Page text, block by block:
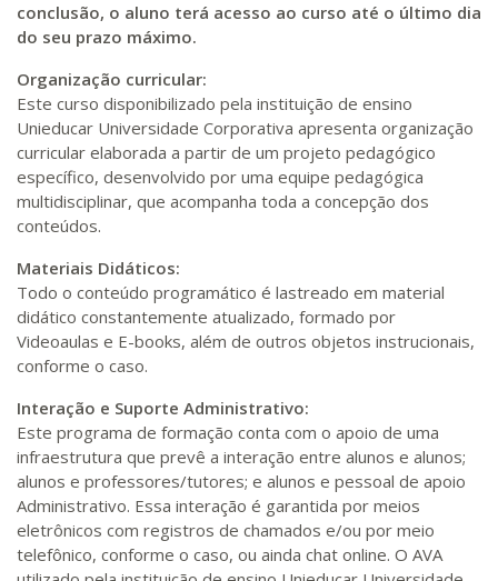
conclusão, o aluno terá acesso ao curso até o último dia
do seu prazo máximo.
Organização curricular:
Este curso disponibilizado pela instituição de ensino
Unieducar Universidade Corporativa apresenta organização
curricular elaborada a partir de um projeto pedagógico
específico, desenvolvido por uma equipe pedagógica
multidisciplinar, que acompanha toda a concepção dos
conteúdos.
Materiais Didáticos:
Todo o conteúdo programático é lastreado em material
didático constantemente atualizado, formado por
Videoaulas e E-books, além de outros objetos instrucionais,
conforme o caso.
Interação e Suporte Administrativo:
Este programa de formação conta com o apoio de uma
infraestrutura que prevê a interação entre alunos e alunos;
alunos e professores/tutores; e alunos e pessoal de apoio
Administrativo. Essa interação é garantida por meios
eletrônicos com registros de chamados e/ou por meio
telefônico, conforme o caso, ou ainda chat online. O AVA